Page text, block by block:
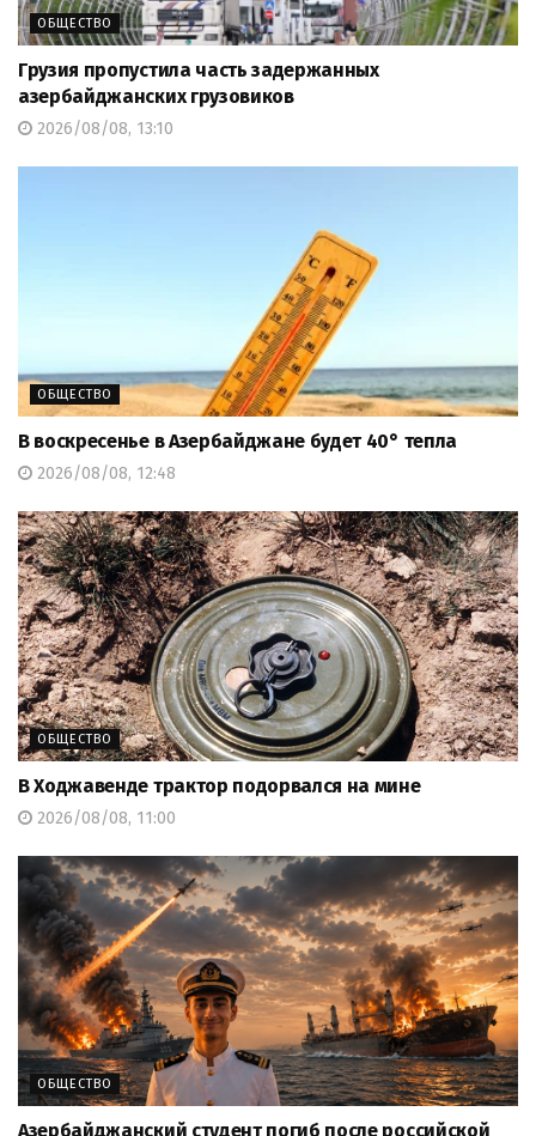
ОБЩЕСТВО
Грузия пропустила часть задержанных
азербайджанских грузовиков
2026/08/08, 13:10
ОБЩЕСТВО
В воскресенье в Азербайджане будет 40° тепла
2026/08/08, 12:48
ОБЩЕСТВО
В Ходжавенде трактор подорвался на мине
2026/08/08, 11:00
ОБЩЕСТВО
Азербайджанский студент погиб после российской